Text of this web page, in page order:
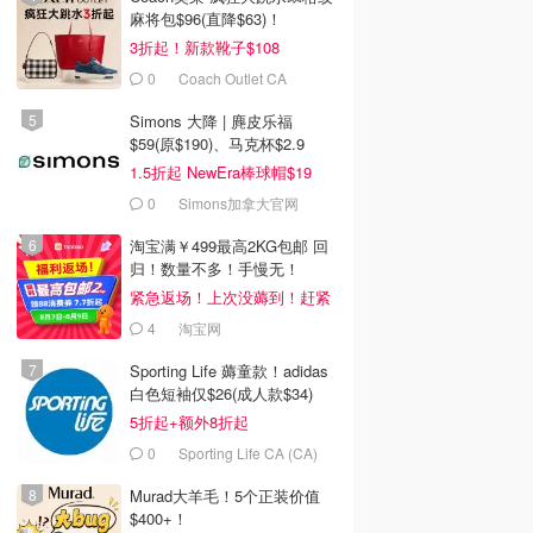
麻将包$96(直降$63)！
3折起！新款靴子$108
0 Coach Outlet CA
Simons 大降 | 麂皮乐福
$59(原$190)、马克杯$2.9
1.5折起 NewEra棒球帽$19
0 Simons加拿大官网
淘宝满￥499最高2KG包邮 回
归！数量不多！手慢无！
紧急返场！上次没薅到！赶紧
冲 4 淘宝网
Sporting Life 薅童款！adidas
白色短袖仅$26(成人款$34)
5折起+额外8折起
0 Sporting Life CA (CA)
Murad大羊毛！5个正装价值
$400+！